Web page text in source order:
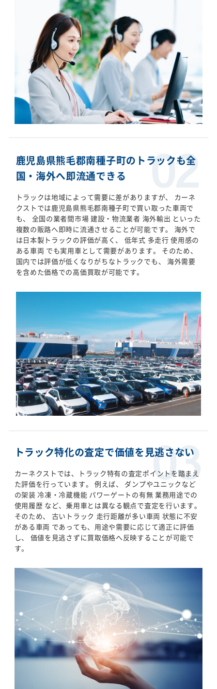
鹿児島県熊毛郡南種子町のトラックも全
国・海外へ即流通できる
トラックは地域によって需要に差がありますが、 カーネ
クストでは鹿児島県熊毛郡南種子町で買い取った車両で
も、 全国の業者間市場 建設・物流業者 海外輸出 といった
複数の販路へ即時に流通させることが可能です。 海外で
は日本製トラックの評価が高く、 低年式 多走行 使用感の
ある車両 でも実用車として需要があります。 そのため、
国内では評価が低くなりがちなトラックでも、 海外需要
を含めた価格での高価買取が可能です。
トラック特化の査定で価値を見逃さない
カーネクストでは、トラック特有の査定ポイントを踏まえ
た評価を行っています。 例えば、 ダンプやユニックなど
の架装 冷凍・冷蔵機能 パワーゲートの有無 業務用途での
使用履歴 など、乗用車とは異なる観点で査定を行います。
そのため、 古いトラック 走行距離が多い車両 状態に不安
がある車両 であっても、用途や需要に応じて適正に評価
し、 価値を見逃さずに買取価格へ反映することが可能で
す。